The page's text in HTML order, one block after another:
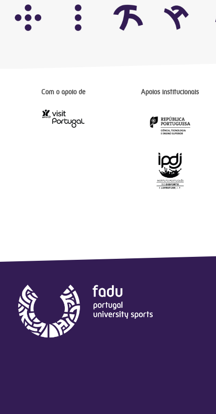
Com o apoio de Apoios institucionais